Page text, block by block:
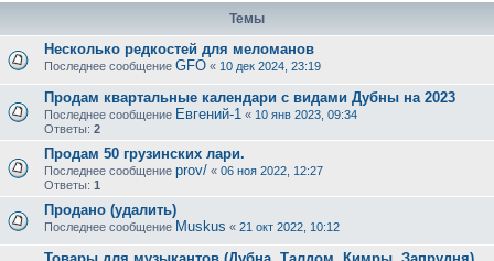
Темы
Несколько редкостей для меломанов
Последнее сообщение GFO « 10 дек 2024, 23:19
Продам квартальные календари с видами Дубны на 2023
Последнее сообщение Евгений-1 « 10 янв 2023, 09:34
Ответы: 2
Продам 50 грузинских лари.
Последнее сообщение prov/ « 06 ноя 2022, 12:27
Ответы: 1
Продано (удалить)
Последнее сообщение Muskus « 21 окт 2022, 10:12